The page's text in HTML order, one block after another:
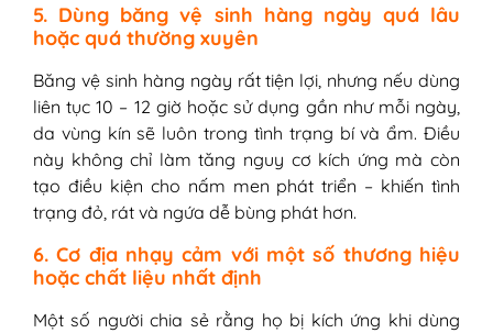
5. Dùng băng vệ sinh hàng ngày quá lâu
hoặc quá thường xuyên
Băng vệ sinh hàng ngày rất tiện lợi, nhưng nếu dùng
liên tục 10 – 12 giờ hoặc sử dụng gần như mỗi ngày,
da vùng kín sẽ luôn trong tình trạng bí và ẩm. Điều
này không chỉ làm tăng nguy cơ kích ứng mà còn
tạo điều kiện cho nấm men phát triển – khiến tình
trạng đỏ, rát và ngứa dễ bùng phát hơn.
6. Cơ địa nhạy cảm với một số thương hiệu
hoặc chất liệu nhất định
Một số người chia sẻ rằng họ bị kích ứng khi dùng